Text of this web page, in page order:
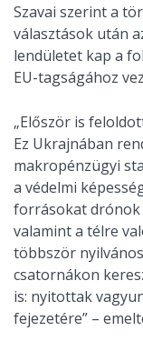
Szavai szerint a
választások után
lendületet kap a
EU-tagságához
„Először is
Ez Ukrajnában
makropénzügyi
a védelmi
forrásokat drónok
valamint a télre
többször
csatornákon
is: nyitottak
fejezetére” –